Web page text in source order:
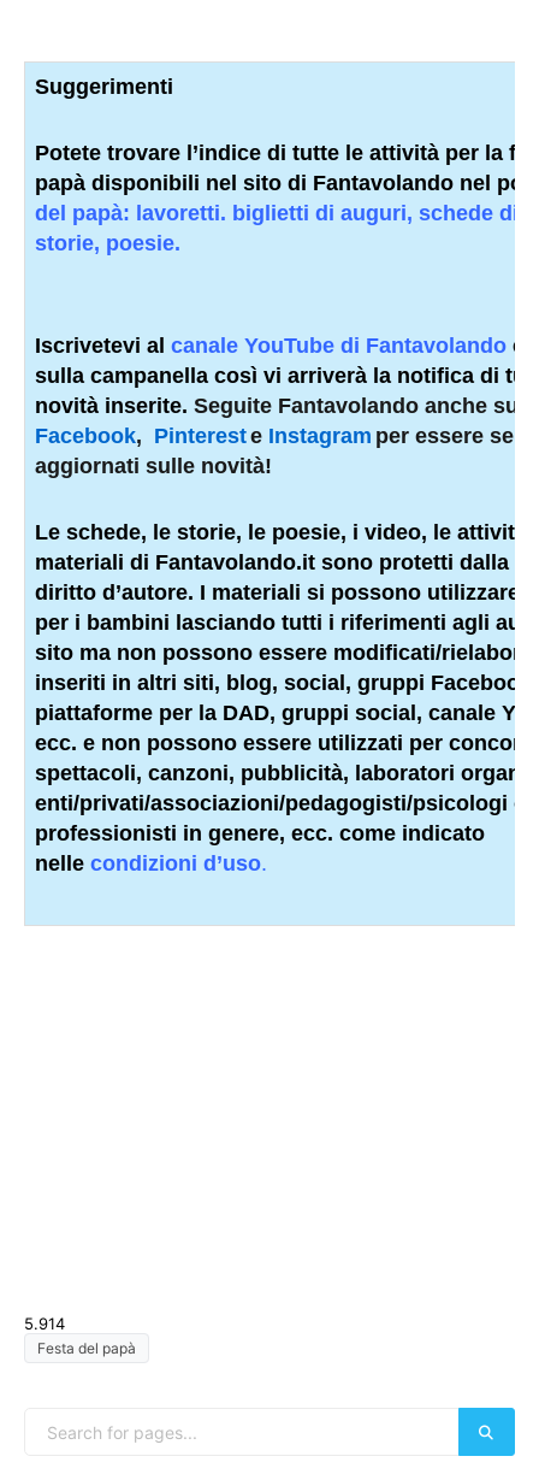
Suggerimenti
Potete trovare l’indice di tutte le attività per la
papà disponibili nel sito di Fantavolando nel
del papà: lavoretti. biglietti di auguri, schede
storie, poesie.
Iscrivetevi al canale YouTube di Fantavolando e
sulla campanella così vi arriverà la notifica di
novità inserite. Seguite Fantavolando anche su
Facebook, Pintereste Instagram per essere
aggiornati sulle novità!
Le schede, le storie, le poesie, i video, le attività
materiali di Fantavolando.it sono protetti dalla
diritto d’autore. I materiali si possono utilizzare
per i bambini lasciando tutti i riferimenti agli
sito ma non possono essere modificati/
inseriti in altri siti, blog, social, gruppi Facebook,
piattaforme per la DAD, gruppi social, canale
ecc. e non possono essere utilizzati per
spettacoli, canzoni, pubblicità, laboratori
enti/privati/associazioni/pedagogisti/psicologi o
professionisti in genere, ecc. come indicato
nelle condizioni d’uso.
5.914
Festa del papà